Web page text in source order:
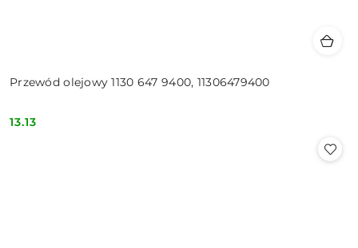
Przewód olejowy 1130 647 9400, 11306479400
Cena:
13.13